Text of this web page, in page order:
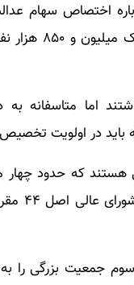
اختصاص سهام
حاضر جاماندگان
عدالت عضویت داشتند اما
در اولویت تخصیص
می‌شود.